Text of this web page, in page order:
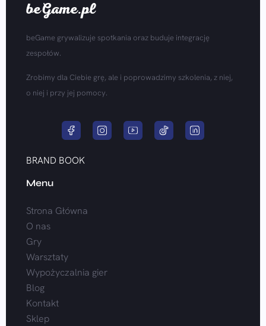
beGame.pl
beGame grywalizuje spotkania oraz buduje integrację
zespołów.
Zrobimy dla Ciebie grę, ale i poprowadzimy szkolenia, z niej,
o niej i przy jej pomocy.
BRAND BOOK
Menu
Strona Główna
O nas
Gry
Warsztaty
Wypożyczalnia gier
Blog
Kontakt
Sklep